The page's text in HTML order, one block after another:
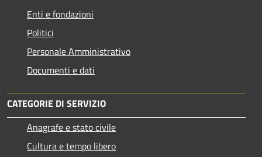
Enti e fondazioni
Politici
Personale Amministrativo
Documenti e dati
CATEGORIE DI SERVIZIO
Anagrafe e stato civile
Cultura e tempo libero